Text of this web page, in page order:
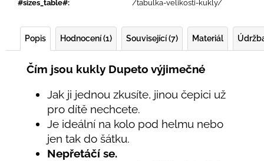
#sizes_table#: /tabulka-velikosti-kukly/
Popis Hodnocení (1) Související (7) Materiál
Čím jsou kukly Dupeto výjimečné
Jak ji jednou zkusíte, jinou čepici už
pro dítě nechcete.
Je ideální na kolo pod helmu nebo
jen tak do šátku.
Nepřetáčí se.